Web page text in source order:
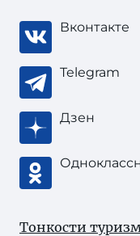
Вконтакте
Telegram
Дзен
Тонкости